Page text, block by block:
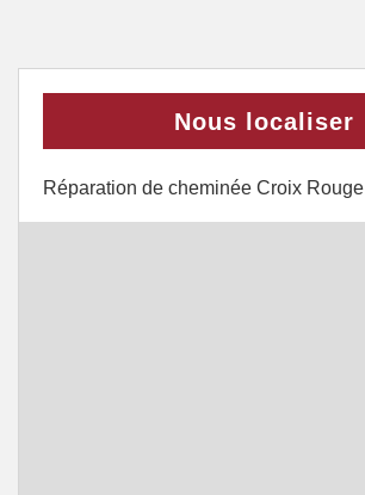
Nous localiser
Réparation de cheminée Croix Rouge